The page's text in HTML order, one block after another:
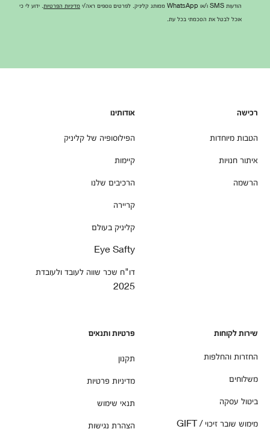
הודעות SMS ו/או WhatsApp ממותג קליניק. לפרטים נוספים ראה/י
מדיניות הפרטיות . ידוע לי כי
אוכל לבטל את הסכמתי בכל עת.
רכישה
הטבות מיוחדות
איתור חנויות
הרשמה
אודותינו
הפילוסופיה של קליניק
קיימות
הרכיבים שלנו
קריירה
קליניק בעולם
Eye Safty
דו"ח שכר שווה לעובד ולעובדת
2025
שירות לקוחות
החזרות והחלפות
משלוחים
ביטול עסקה
מימוש שובר זיכוי / GIFT
פרטיות ותנאים
תקנון
מדיניות פרטיות
תנאי שימוש
הצהרת נגישות